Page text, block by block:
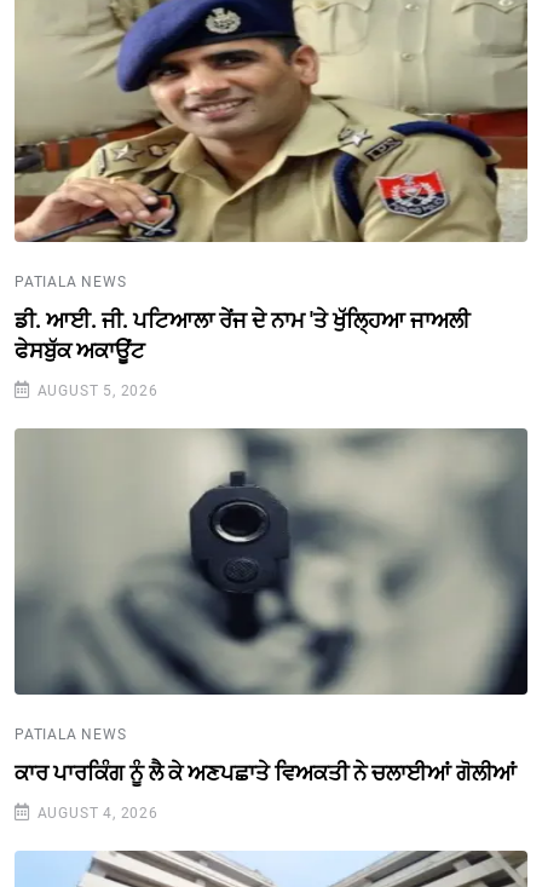
PATIALA NEWS
ਡੀ. ਆਈ. ਜੀ. ਪਟਿਆਲਾ ਰੇਂਜ ਦੇ ਨਾਮ 'ਤੇ ਖੁੱਲ੍ਹਿਆ ਜਾਅਲੀ
ਫੇਸਬੁੱਕ ਅਕਾਊਂਟ
AUGUST 5, 2026
PATIALA NEWS
ਕਾਰ ਪਾਰਕਿੰਗ ਨੂੰ ਲੈ ਕੇ ਅਣਪਛਾਤੇ ਵਿਅਕਤੀ ਨੇ ਚਲਾਈਆਂ ਗੋਲੀਆਂ
AUGUST 4, 2026